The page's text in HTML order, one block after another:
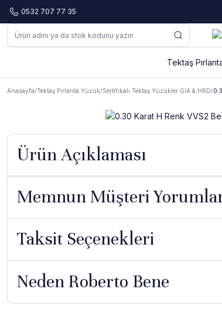
0532 707 77 35
Tektaş
Anasayfa Tektaş Pırlanta Yüzük Sertifikalı Tektaş Yüzükler GIA & HRD
Ürün Açıklaması
Memnun Müşteri
Taksit Seçenekleri
Neden Roberto Bene